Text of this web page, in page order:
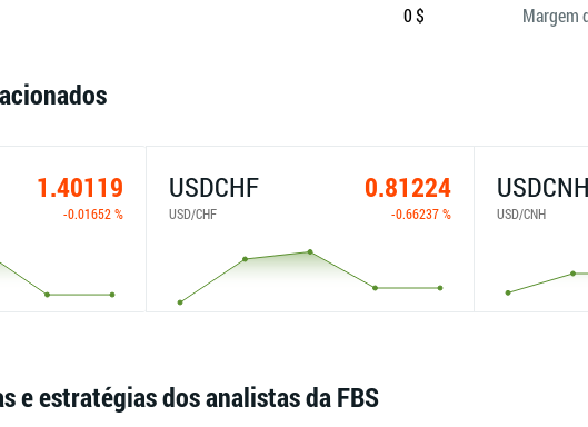
0 $ Margem
1.40119
-0.01652 %
USDCHF 0.81224
USD/CHF -0.66237 %
USDCNH
USD/CNH
e estratégias dos analistas da FBS